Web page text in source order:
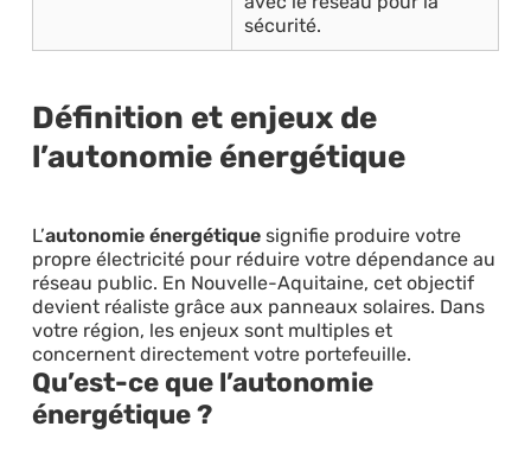
sécurité.
Définition et enjeux de
l’autonomie énergétique
L’autonomie énergétiquesignifie produire votre
propre électricité pour réduire votre dépendance au
réseau public. En Nouvelle-Aquitaine, cet objectif
devient réaliste grâce aux panneaux solaires. Dans
votre région, les enjeux sont multiples et
concernent directement votre portefeuille.
Qu’est-ce que l’autonomie
énergétique ?